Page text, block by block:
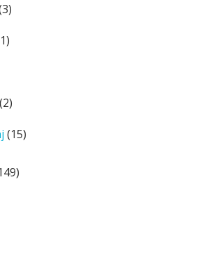
phẩm
33
phẩm
11
22
phẩm
1515
149